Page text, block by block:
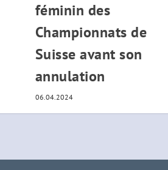
féminin des
Championnats de
Suisse avant son
annulation
06.04.2024